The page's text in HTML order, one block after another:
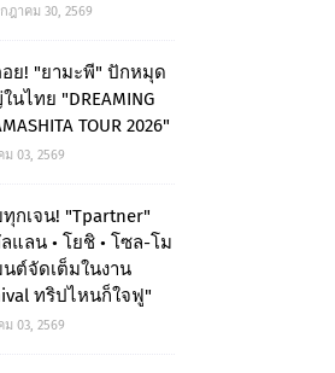
าคม 30, 2569
ย! "ยามะพี" ปักหมุด
ไทย "DREAMING
TOUR 2026"
03, 2569
กเจน! "Tpartner"
แลน • โยชิ • โซล-โม
นต์จัดเต็มในงาน
ทริปไหนก็ใจฟู"
03, 2569